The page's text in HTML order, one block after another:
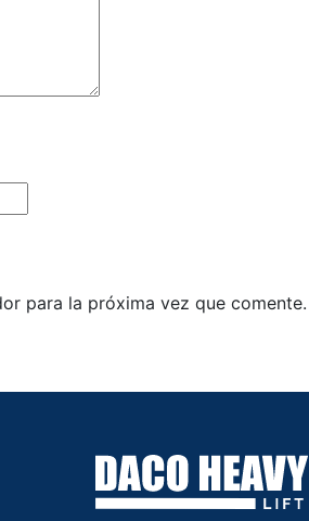
para la próxima vez que comente.